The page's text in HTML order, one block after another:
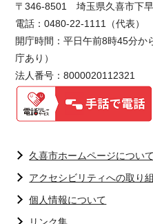
〒346-8501 埼玉県久喜市下
電話：0480-22-1111（代表）
開庁時間：平日午前8時45分か
庁あり）
法人番号：8000020112321
久喜市ホームページについて
アクセシビリティへの取り
個人情報について